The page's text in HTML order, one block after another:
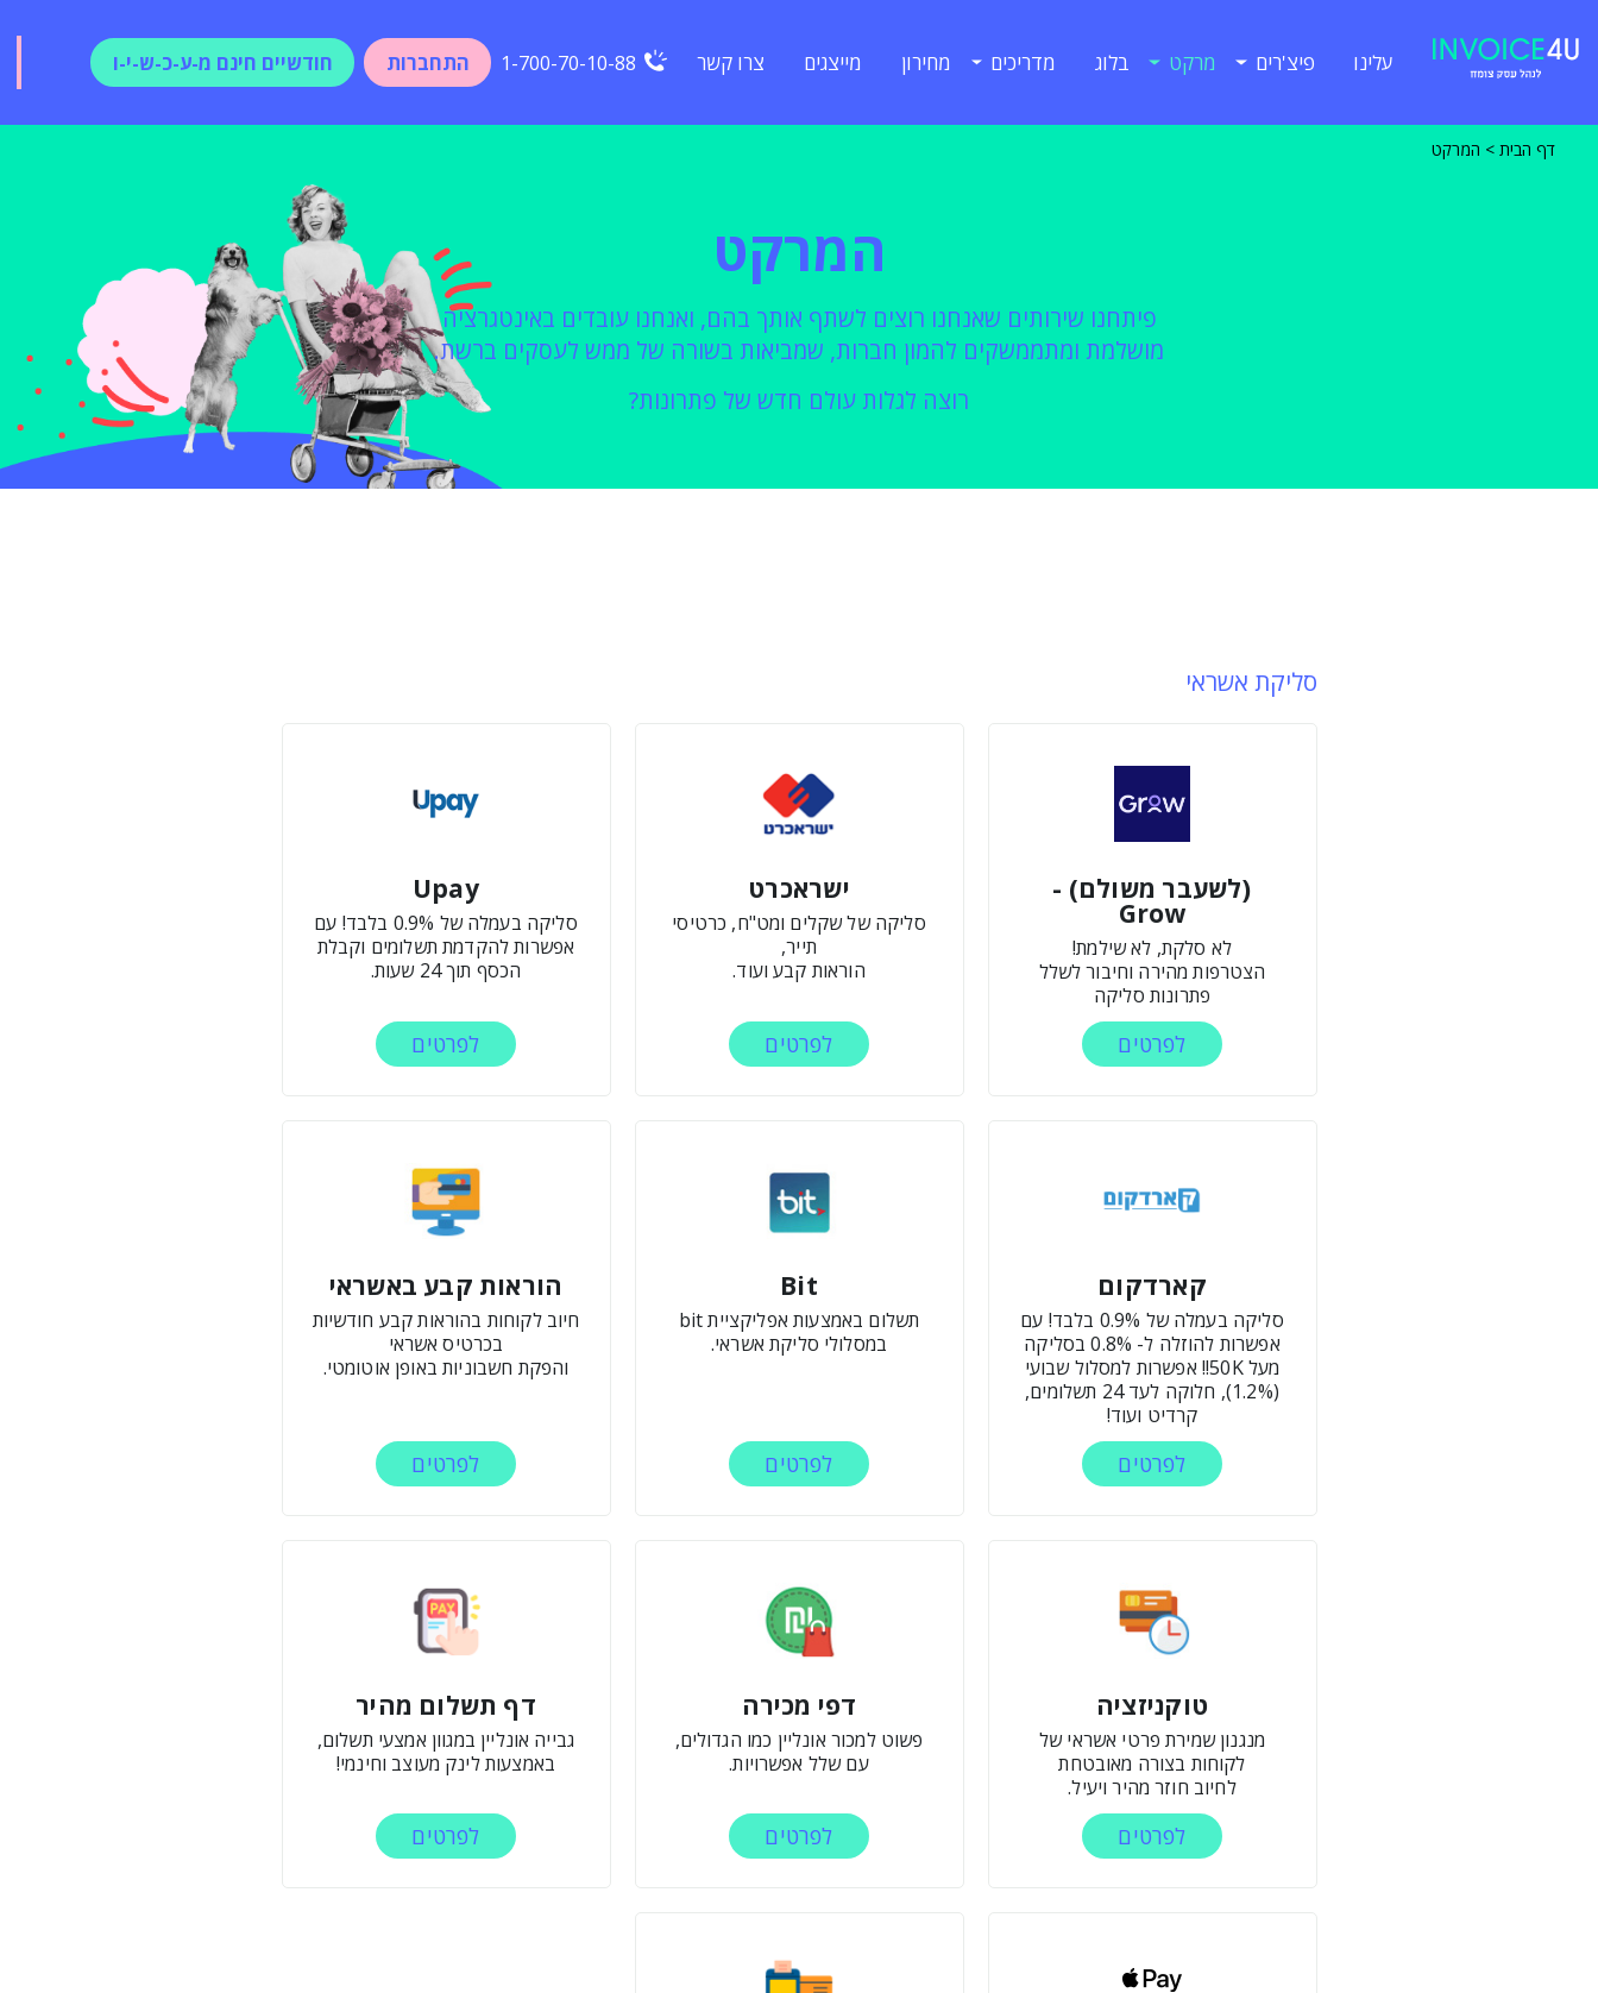
עלינו פיצ'רים מרקט בלוג מדריכים מחירון מייצגים צרו קשר 1-700-70-10-88 התחברות חודשיים חינם מ-ע-כ-ש-י-ו
דף הבית > המרקט
המרקט
פיתחנו שירותים שאנחנו רוצים לשתף אותך בהם, ואנחנו עובדים באינטגרציה
מושלמת ומתממשקים להמון חברות, שמביאות בשורה של ממש לעסקים ברשת.
רוצה לגלות עולם חדש של פתרונות?
סליקת אשראי
(לשעבר משולם) -
Grow
לא סלקת, לא שילמת!
הצטרפות מהירה וחיבור לשלל
פתרונות סליקה
לפרטים
ישראכרט
סליקה של שקלים ומט"ח, כרטיסי
תייר,
הוראות קבע ועוד.
לפרטים
Upay
סליקה בעמלה של 0.9% בלבד! עם
אפשרות להקדמת תשלומים וקבלת
הכסף תוך 24 שעות.
לפרטים
קארדקום
סליקה בעמלה של 0.9% בלבד! עם
אפשרות להוזלה ל- 0.8% בסליקה
מעל 50K!! אפשרות למסלול שבועי
(1.2%), חלוקה לעד 24 תשלומים,
קרדיט ועוד!
לפרטים
Bit
תשלום באמצעות אפליקציית bit
במסלולי סליקת אשראי.
לפרטים
הוראות קבע באשראי
חיוב לקוחות בהוראות קבע חודשיות
בכרטיס אשראי
והפקת חשבוניות באופן אוטומטי.
לפרטים
טוקניזציה
מנגנון שמירת פרטי אשראי של
לקוחות בצורה מאובטחת
לחיוב חוזר מהיר ויעיל.
לפרטים
דפי מכירה
פשוט למכור אונליין כמו הגדולים,
עם שלל אפשרויות.
לפרטים
דף תשלום מהיר
גבייה אונליין במגוון אמצעי תשלום,
באמצעות לינק מעוצב וחינמי!
לפרטים